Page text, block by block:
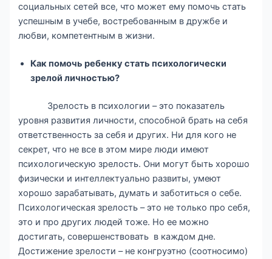
социальных сетей все, что может ему помочь стать
успешным в учебе, востребованным в дружбе и
любви, компетентным в жизни.
Как помочь ребенку стать психологически
зрелой личностью?
Зрелость в психологии – это показатель
уровня развития личности, способной брать на себя
ответственность за себя и других. Ни для кого не
секрет, что не все в этом мире люди имеют
психологическую зрелость. Они могут быть хорошо
физически и интеллектуально развиты, умеют
хорошо зарабатывать, думать и заботиться о себе.
Психологическая зрелость – это не только про себя,
это и про других людей тоже. Но ее можно
достигать, совершенствовать в каждом дне.
Достижение зрелости – не конгруэтно (соотносимо)